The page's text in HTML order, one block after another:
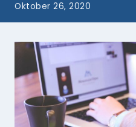
Oktober 26, 2020